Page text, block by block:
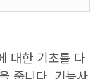
대한 기초를 다